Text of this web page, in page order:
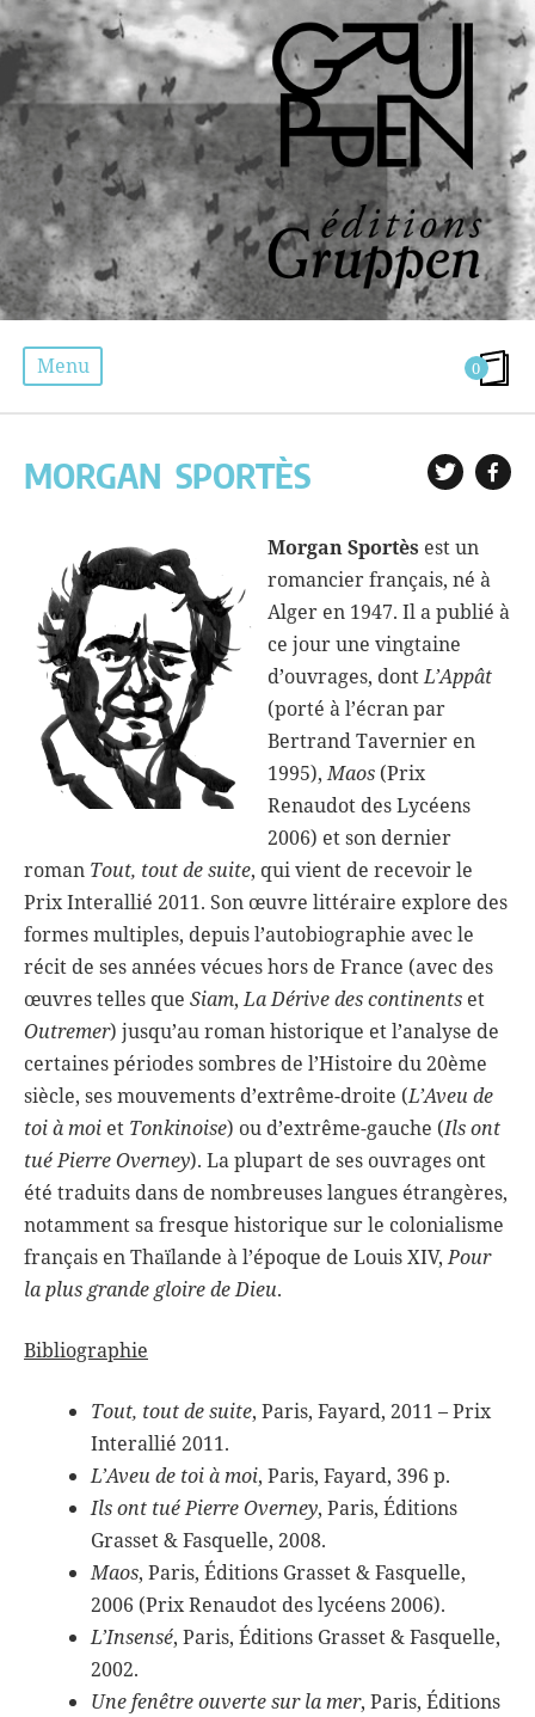
Menu 0
MORGAN SPORTÈS
Morgan Sportès est un
romancier français, né à
Alger en 1947. Il a publié à
ce jour une vingtaine
d’ouvrages, dontL’Appât
(porté à l’écran par
Bertrand Tavernier en
1995),Maos (Prix
Renaudot des Lycéens
2006) et son dernier
roman Tout, tout de suite, qui vient de recevoir le
Prix Interallié 2011. Son œuvre littéraire explore des
formes multiples, depuis l’autobiographie avec le
récit de ses années vécues hors de France (avec des
œuvres telles que Siam,La Dérive des continents et
Outremer) jusqu’au roman historique et l’analyse de
certaines périodes sombres de l’Histoire du 20ème
siècle, ses mouvements d’extrême-droite (L’Aveu de
toi à moi et Tonkinoise) ou d’extrême-gauche (Ils ont
tué Pierre Overney). La plupart de ses ouvrages ont
été traduits dans de nombreuses langues étrangères,
notamment sa fresque historique sur le colonialisme
français en Thaïlande à l’époque de Louis XIV,Pour
la plus grande gloire de Dieu.
Bibliographie
Tout, tout de suite, Paris, Fayard, 2011 – Prix
Interallié 2011.
L’Aveu de toi à moi, Paris, Fayard, 396 p.
Ils ont tué Pierre Overney, Paris, Éditions
Grasset & Fasquelle, 2008.
Maos, Paris, Éditions Grasset & Fasquelle,
2006 (Prix Renaudot des lycéens 2006).
L’Insensé, Paris, Éditions Grasset & Fasquelle,
2002.
Une fenêtre ouverte sur la mer, Paris, Éditions